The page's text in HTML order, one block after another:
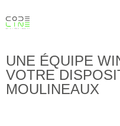
UNE ÉQUIPE
VOTRE
MOULINEAUX